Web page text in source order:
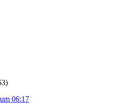
06:17